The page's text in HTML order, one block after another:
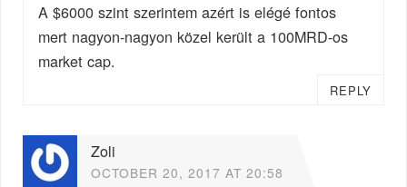
A $6000 szint szerintem azért is elégé fontos
mert nagyon-nagyon közel került a 100MRD-os
market cap.
REPLY
Zoli
OCTOBER 20, 2017 AT 20:58